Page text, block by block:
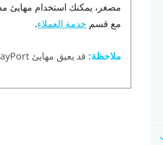
مصغر، يمكنك استخدام مهايئ
مع قسم خدمة العملاء.
ملاحظة:قد يعيق مهايئ